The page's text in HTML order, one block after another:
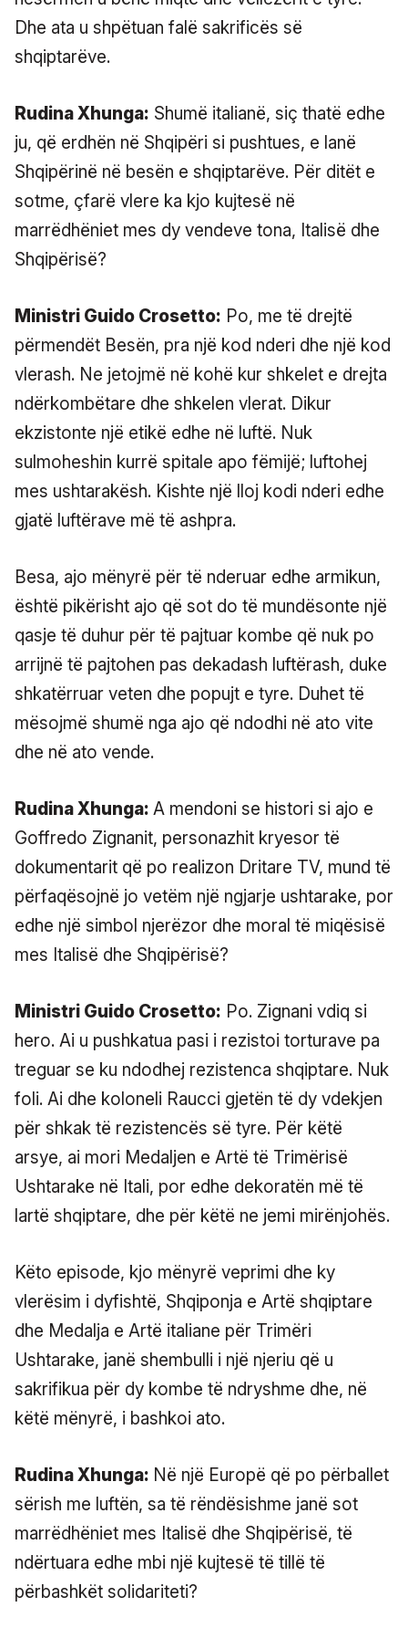
Dhe ata u shpëtuan falë sakrificës së
shqiptarëve.
Rudina Xhunga: Shumë italianë, siç thatë edhe
ju, që erdhën në Shqipëri si pushtues, e lanë
Shqipërinë në besën e shqiptarëve. Për ditët e
sotme, çfarë vlere ka kjo kujtesë në
marrëdhëniet mes dy vendeve tona, Italisë dhe
Shqipërisë?
Ministri Guido Crosetto: Po, me të drejtë
përmendët Besën, pra një kod nderi dhe një kod
vlerash. Ne jetojmë në kohë kur shkelet e drejta
ndërkombëtare dhe shkelen vlerat. Dikur
ekzistonte një etikë edhe në luftë. Nuk
sulmoheshin kurrë spitale apo fëmijë; luftohej
mes ushtarakësh. Kishte një lloj kodi nderi edhe
gjatë luftërave më të ashpra.
Besa, ajo mënyrë për të nderuar edhe armikun,
është pikërisht ajo që sot do të mundësonte një
qasje të duhur për të pajtuar kombe që nuk po
arrijnë të pajtohen pas dekadash luftërash, duke
shkatërruar veten dhe popujt e tyre. Duhet të
mësojmë shumë nga ajo që ndodhi në ato vite
dhe në ato vende.
Rudina Xhunga: A mendoni se histori si ajo e
Goffredo Zignanit, personazhit kryesor të
dokumentarit që po realizon Dritare TV, mund të
përfaqësojnë jo vetëm një ngjarje ushtarake, por
edhe një simbol njerëzor dhe moral të miqësisë
mes Italisë dhe Shqipërisë?
Ministri Guido Crosetto: Po. Zignani vdiq si
hero. Ai u pushkatua pasi i rezistoi torturave pa
treguar se ku ndodhej rezistenca shqiptare. Nuk
foli. Ai dhe koloneli Raucci gjetën të dy vdekjen
për shkak të rezistencës së tyre. Për këtë
arsye, ai mori Medaljen e Artë të Trimërisë
Ushtarake në Itali, por edhe dekoratën më të
lartë shqiptare, dhe për këtë ne jemi mirënjohës.
Këto episode, kjo mënyrë veprimi dhe ky
vlerësim i dyfishtë, Shqiponja e Artë shqiptare
dhe Medalja e Artë italiane për Trimëri
Ushtarake, janë shembulli i një njeriu që u
sakrifikua për dy kombe të ndryshme dhe, në
këtë mënyrë, i bashkoi ato.
Rudina Xhunga: Në një Europë që po përballet
sërish me luftën, sa të rëndësishme janë sot
marrëdhëniet mes Italisë dhe Shqipërisë, të
ndërtuara edhe mbi një kujtesë të tillë të
përbashkët solidariteti?